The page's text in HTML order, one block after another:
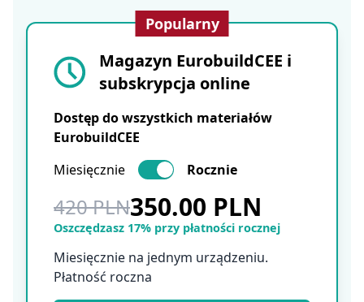
Popularny
Magazyn EurobuildCEE i
subskrypcja online
Dostęp do wszystkich materiałów
EurobuildCEE
Miesięcznie
Rocznie
420 PLN350.00 PLN
Oszczędzasz 17% przy płatności rocznej
Miesięcznie na jednym urządzeniu.
Płatność roczna